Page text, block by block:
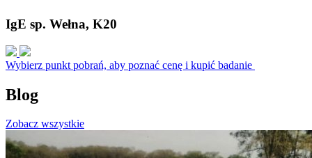
IgE sp. Wełna, K20
Wybierz punkt pobrań, aby poznać cenę i kupić badanie
Blog
Zobacz wszystkie